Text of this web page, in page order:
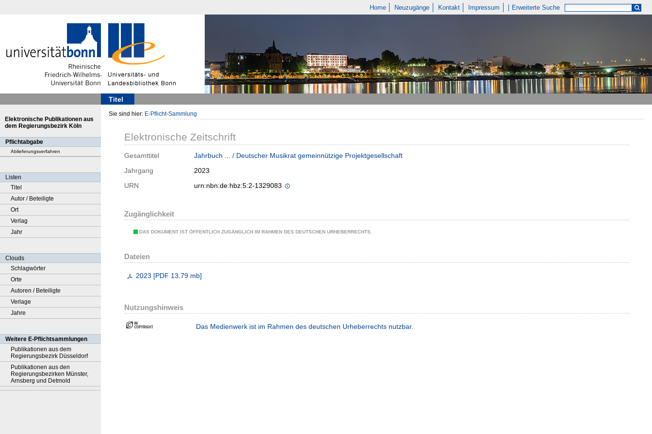
Home Neuzugänge Kontakt Impressum Erweiterte Suche
Titel
Elektronische Publikationen aus
dem Regierungsbezirk Köln
Pflichtabgabe
Ablieferungsverfahren
Listen
Titel
Autor / Beteiligte
Ort
Verlag
Jahr
Clouds
Schlagwörter
Orte
Autoren / Beteiligte
Verlage
Jahre
Weitere E-Pflichtsammlungen
Publikationen aus dem
Regierungsbezirk Düsseldorf
Publikationen aus den
Regierungsbezirken Münster,
Arnsberg und Detmold
Sie sind hier: E-Pflicht-Sammlung
Elektronische Zeitschrift
Gesamttitel
Jahrbuch ... / Deutscher Musikrat gemeinnützige Projektgesellschaft
Jahrgang
2023
URN
urn:nbn:de:hbz:5:2-1329083
Zugänglichkeit
DAS DOKUMENT IST ÖFFENTLICH ZUGÄNGLICH IM RAHMEN DES DEUTSCHEN URHEBERRECHTS.
Dateien
2023 [PDF 13.79 mb]
Nutzungshinweis
Das Medienwerk ist im Rahmen des deutschen Urheberrechts nutzbar.